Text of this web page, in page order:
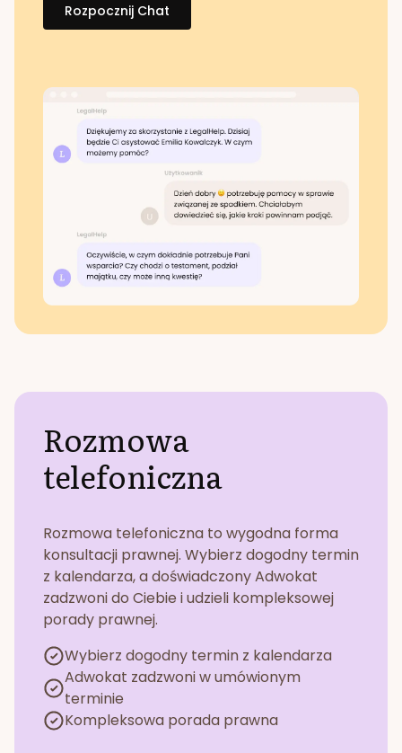
Rozpocznij Chat
Rozmowa
telefoniczna
Rozmowa telefoniczna to wygodna forma
konsultacji prawnej. Wybierz dogodny termin
z kalendarza, a doświadczony Adwokat
zadzwoni do Ciebie i udzieli kompleksowej
porady prawnej.
Wybierz dogodny termin z kalendarza
Adwokat zadzwoni w umówionym
terminie
Kompleksowa porada prawna